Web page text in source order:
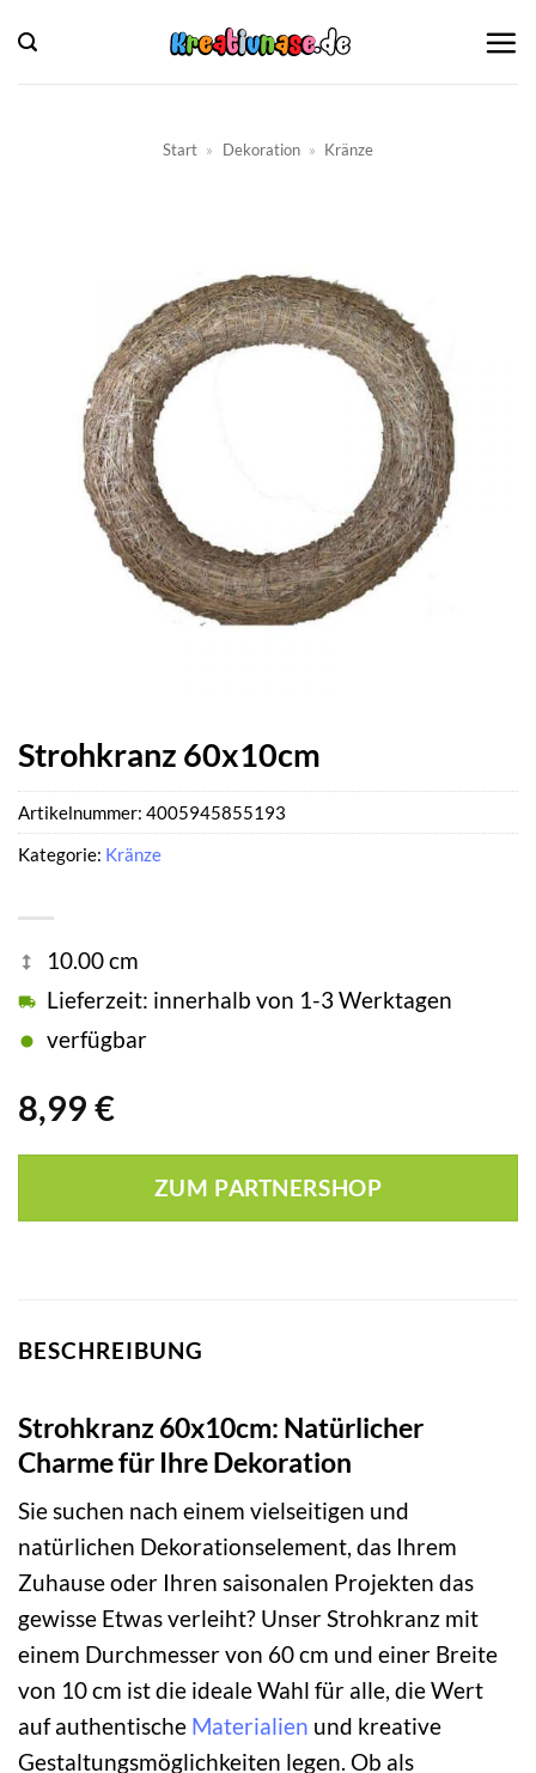
Inhalt
springen
Start » Dekoration » Kränze
Strohkranz 60x10cm
8,99 €
10.00 cm
Lieferzeit: innerhalb von 1-3 Werktagen
verfügbar
ZUM PARTNERSHOP
Artikelnummer: 4005945855193
Kategorie: Kränze
BESCHREIBUNG
Strohkranz 60x10cm: Natürlicher
Charme für Ihre Dekoration
Sie suchen nach einem vielseitigen und
natürlichen Dekorationselement, das Ihrem
Zuhause oder Ihren saisonalen Projekten das
gewisse Etwas verleiht? Unser Strohkranz mit
einem Durchmesser von 60 cm und einer Breite
von 10 cm ist die ideale Wahl für alle, die Wert
auf authentische Materialien und kreative
Gestaltungsmöglichkeiten legen. Ob als